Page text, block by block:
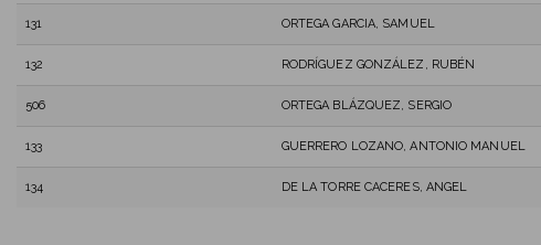
131 ORTEGA GARCIA, SAMUEL
132 RODRÍGUEZ GONZÁLEZ, RUBÉN
506 ORTEGA BLÁZQUEZ, SERGIO
133 GUERRERO LOZANO, ANTONIO MANUEL
134 DE LA TORRE CACERES, ANGEL